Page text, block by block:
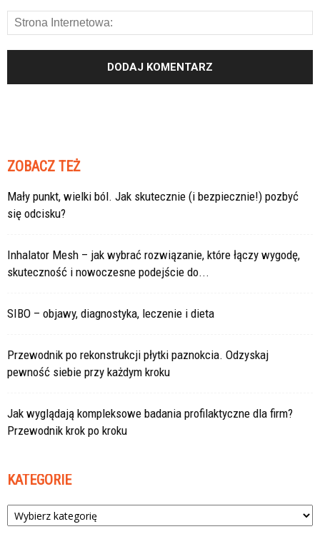
ZOBACZ TEŻ
Mały punkt, wielki ból. Jak skutecznie (i bezpiecznie!) pozbyć
się odcisku?
Inhalator Mesh – jak wybrać rozwiązanie, które łączy wygodę,
skuteczność i nowoczesne podejście do...
SIBO – objawy, diagnostyka, leczenie i dieta
Przewodnik po rekonstrukcji płytki paznokcia. Odzyskaj
pewność siebie przy każdym kroku
Jak wyglądają kompleksowe badania profilaktyczne dla firm?
Przewodnik krok po kroku
KATEGORIE
Kategorie